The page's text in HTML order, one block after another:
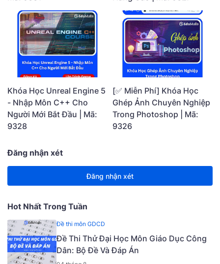
Khóa Học Unreal Engine 5
- Nhập Môn C++ Cho
Người Mới Bắt Đầu | Mã:
9328
[✅ Miễn Phí] Khóa Học
Ghép Ảnh Chuyên Nghiệp
Trong Photoshop | Mã:
9326
Đăng nhận xét
Đăng nhận xét
Hot Nhất Trong Tuần
Đề thi môn GDCD
Đề Thi Thử Đại Học Môn Giáo Dục Công
Dân: Bộ Đề Và Đáp Án